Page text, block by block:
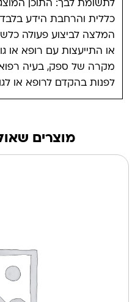
לתשומת לבך: התוכן
כללית והרחבת הידע בלבד.
המלצה לביצוע פעולה
או התייעצות עם רופא או
מקרה של ספק, בעיה
לפנות בהקדם לרופא או
מוצרים